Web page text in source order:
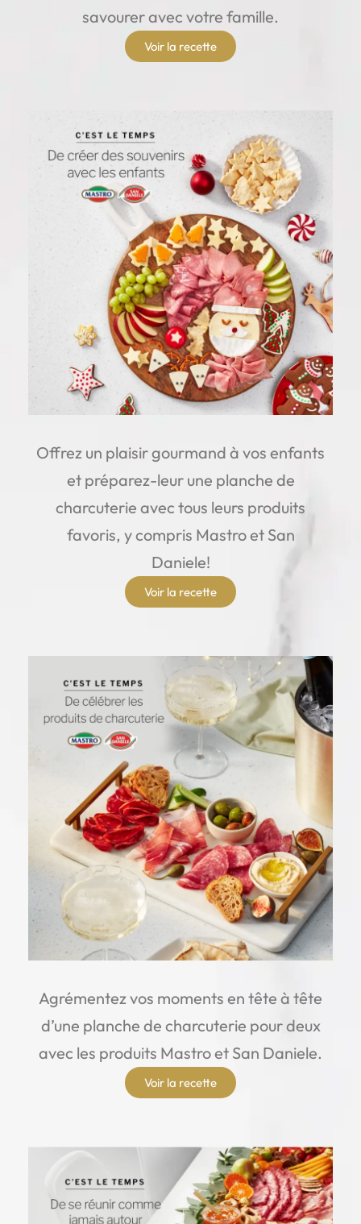
savourer avec votre famille.
Voir la recette
Offrez un plaisir gourmand à vos enfants
et préparez-leur une planche de
charcuterie avec tous leurs produits
favoris, y compris Mastro et San
Daniele!
Voir la recette
Agrémentez vos moments en tête à tête
d’une planche de charcuterie pour deux
avec les produits Mastro et San Daniele.
Voir la recette